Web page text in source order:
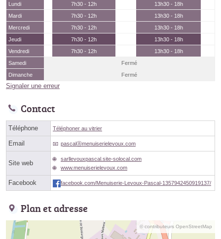
Lundi 7h30 - 12h
13h30 - 18h
Mardi
7h30 - 12h
13h30 - 18h
Mercredi
7h30 - 12h
13h30 - 18h
Jeudi
7h30 - 12h
13h30 - 18h
Vendredi
7h30 - 12h
13h30 - 18h
Samedi
Fermé
Dimanche
Fermé
Signaler une erreur
Contact
Téléphone Téléphoner au vitrier
Email pascalⓐmenuiserielevoux.com
Site web
sarllevouxpascal.site-solocal.com
www.menuiserielevoux.com
Facebook facebook.com/Menuiserie-Levoux-Pascal-1357942450919137/
Plan et adresse
© contributeurs OpenStreetMap